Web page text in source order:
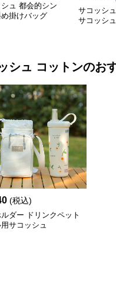
ュ 都会的シン
掛けバッグ
サコッシ
サコッシ
シュ コットンのお
(税込)
ダー ドリンクペット
サコッシュ